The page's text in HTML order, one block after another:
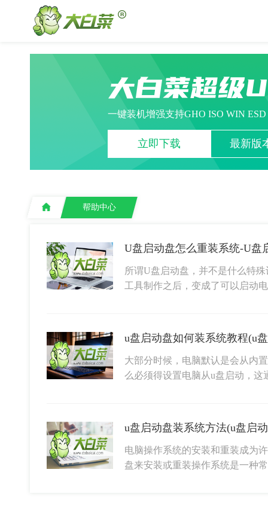
大白菜超级
一键装机增强支持GHO ISO WIN
立即下载 最新版
帮助中心
U盘启动盘怎么重装系统-U盘
所谓U盘启动盘，并不是什么特
工具制作之后，变成了可以启动
u盘启动盘如何装系统教程(u
大部分时候，电脑默认是会从内
么必须得设置电脑从u盘启动，
u盘启动盘装系统方法(u盘启
电脑操作系统的安装和重装成为
盘来安装或重装操作系统是一种